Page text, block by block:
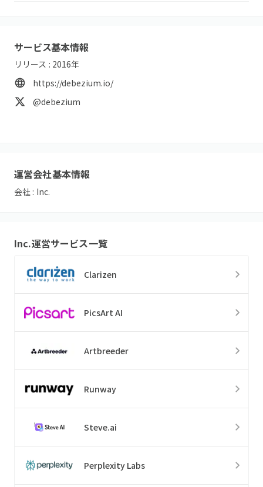
サービス基本情報
リリース : 2016年
https://debezium.io/
@debezium
運営会社基本情報
会社 : Inc.
Inc.運営サービス一覧
Clarizen
PicsArt AI
Artbreeder
Runway
Steve.ai
Perplexity Labs